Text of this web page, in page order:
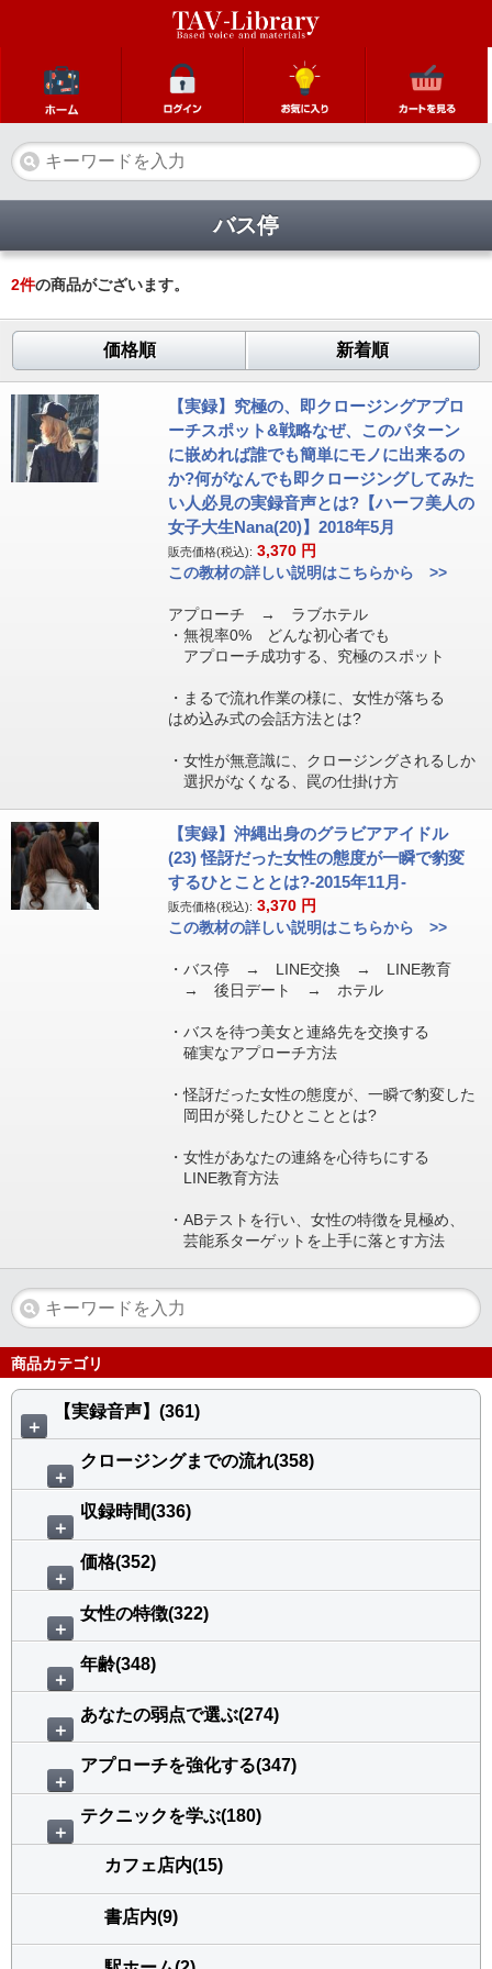
バス停
2件の商品がございます。
価格順 新着順
【実録】究極の、即クロージングアプロ
ーチスポット&戦略なぜ、このパターン
に嵌めれば誰でも簡単にモノに出来るの
か?何がなんでも即クロージングしてみた
い人必見の実録音声とは?【ハーフ美人の
女子大生Nana(20)】2018年5月
販売価格(税込): 3,370 円
この教材の詳しい説明はこちらから >>
アプローチ → ラブホテル
・無視率0% どんな初心者でも
アプローチ成功する、究極のスポット
・まるで流れ作業の様に、女性が落ちる
はめ込み式の会話方法とは?
・女性が無意識に、クロージングされるしか
選択がなくなる、罠の仕掛け方
【実録】沖縄出身のグラビアアイドル
(23) 怪訝だった女性の態度が一瞬で豹変
するひとこととは?-2015年11月-
販売価格(税込): 3,370 円
この教材の詳しい説明はこちらから >>
・バス停 → LINE交換 → LINE教育
→ 後日デート → ホテル
・バスを待つ美女と連絡先を交換する
確実なアプローチ方法
・怪訝だった女性の態度が、一瞬で豹変した
岡田が発したひとこととは?
・女性があなたの連絡を心待ちにする
LINE教育方法
・ABテストを行い、女性の特徴を見極め、
芸能系ターゲットを上手に落とす方法
商品カテゴリ
＋
【実録音声】(361)
＋
クロージングまでの流れ(358)
＋
収録時間(336)
＋
価格(352)
＋
女性の特徴(322)
＋
年齢(348)
＋
あなたの弱点で選ぶ(274)
＋
アプローチを強化する(347)
＋
テクニックを学ぶ(180)
カフェ店内(15)
書店内(9)